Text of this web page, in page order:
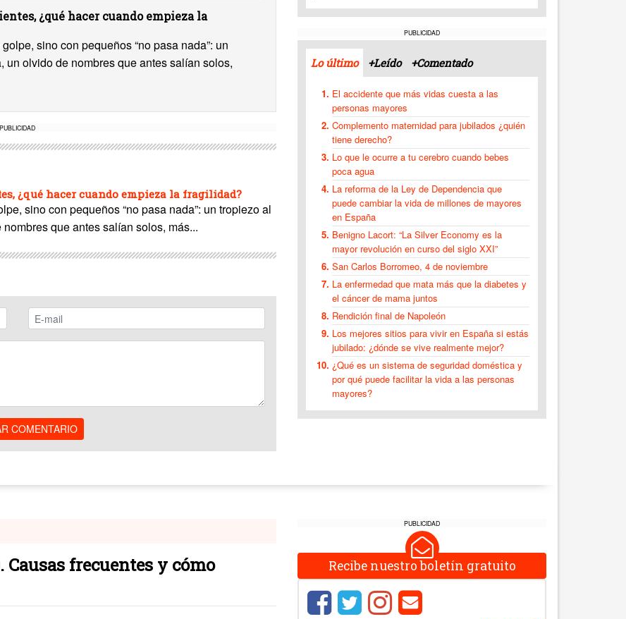
¿qué hacer cuando empieza la
sino con pequeños “no pasa nada”: un
un olvido de nombres que antes salían solos,
PUBLICIDAD
¿qué hacer cuando empieza la fragilidad?
sino con pequeños “no pasa nada”: un tropiezo al
que antes salían solos, más...
COMENTARIO
PUBLICIDAD
Lo último +Leído +Comentado
El accidente que más vidas cuesta a las
personas mayores
Complemento maternidad para jubilados ¿quién
tiene derecho?
Lo que le ocurre a tu cerebro cuando bebes
poca agua
La reforma de la Ley de Dependencia que
puede cambiar la vida de millones de mayores
en España
Benigno Lacort: “La Silver Economy es la
mayor revolución en curso del siglo XXI”
San Carlos Borromeo, 4 de noviembre
La enfermedad que mata más que la diabetes y
el cáncer de mama juntos
Rendición final de Napoleón
Los mejores sitios para vivir en España si estás
jubilado: ¿dónde se vive realmente mejor?
¿Qué es un sistema de seguridad doméstica y
por qué puede facilitar la vida a las personas
mayores?
frecuentes y cómo
PUBLICIDAD
Recibe nuestro boletín gratuito